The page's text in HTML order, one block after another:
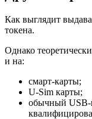
Как выглядит
токена.
Однако
и на:
смарт-карты;
U-Sim карты;
обычный USB-